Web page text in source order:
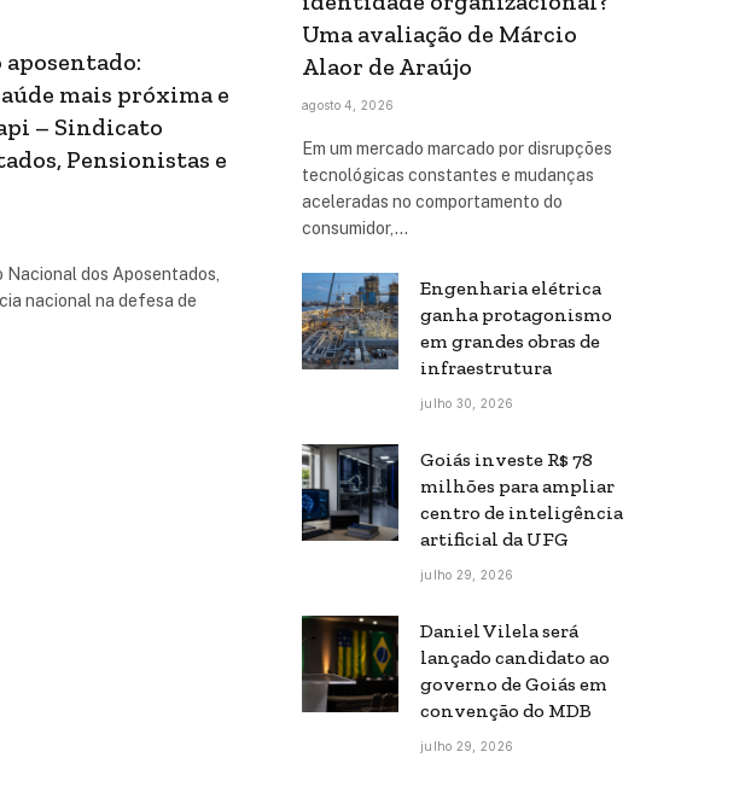
mais próxima e
– Sindicato
Pensionistas e
Nacional dos Aposentados,
nacional na defesa de
Uma avaliação de Márcio
Alaor de Araújo
agosto 4, 2026
Em um mercado marcado por disrupções
tecnológicas constantes e mudanças
aceleradas no comportamento do
consumidor,…
Engenharia elétrica
ganha protagonismo
em grandes obras de
infraestrutura
julho 30, 2026
Goiás investe R$ 78
milhões para ampliar
centro de inteligência
artificial da UFG
julho 29, 2026
Daniel Vilela será
lançado candidato ao
governo de Goiás em
convenção do MDB
julho 29, 2026